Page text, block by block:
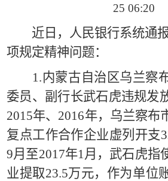
25 06:20
近日，人民银行系统通
项规定精神问题：
1.内蒙古自治区乌兰察
委员、副行长武石虎违规发
2015年、 2016年，乌兰察布
复点工作合作企业虚列开支
9月至2017年1月，武石虎指
业提取23.5万元，作为单位